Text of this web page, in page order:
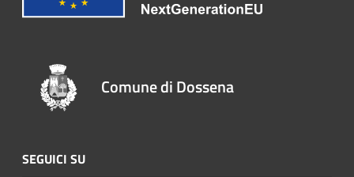
Comune di Dossena
SEGUICI SU